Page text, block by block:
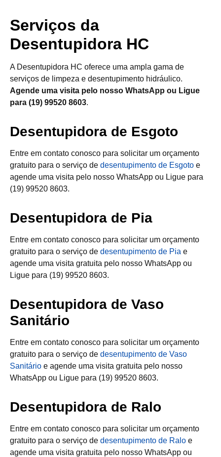
Serviços da
Desentupidora HC
A Desentupidora HC oferece uma ampla gama de
serviços de limpeza e desentupimento hidráulico.
Agende uma visita pelo nosso WhatsApp ou Ligue
para (19) 99520 8603.
Desentupidora de Esgoto
Entre em contato conosco para solicitar um orçamento
gratuito para o serviço de desentupimento de Esgoto e
agende uma visita pelo nosso WhatsApp ou Ligue para
(19) 99520 8603.
Desentupidora de Pia
Entre em contato conosco para solicitar um orçamento
gratuito para o serviço de desentupimento de Pia e
agende uma visita gratuita pelo nosso WhatsApp ou
Ligue para (19) 99520 8603.
Desentupidora de Vaso
Sanitário
Entre em contato conosco para solicitar um orçamento
gratuito para o serviço de desentupimento de Vaso
Sanitário e agende uma visita gratuita pelo nosso
WhatsApp ou Ligue para (19) 99520 8603.
Desentupidora de Ralo
Entre em contato conosco para solicitar um orçamento
gratuito para o serviço de desentupimento de Ralo e
agende uma visita gratuita pelo nosso WhatsApp ou